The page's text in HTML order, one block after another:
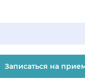
Записаться на